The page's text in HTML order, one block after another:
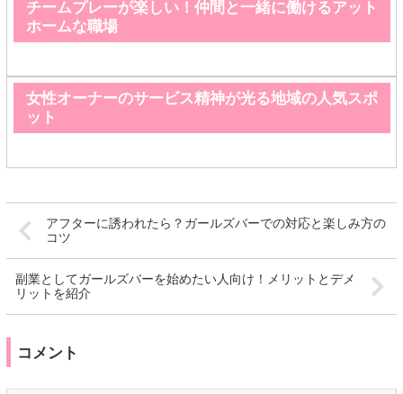
チームプレーが楽しい！仲間と一緒に働けるアット
ホームな職場
女性オーナーのサービス精神が光る地域の人気スポ
ット
アフターに誘われたら？ガールズバーでの対応と楽しみ方の
コツ
副業としてガールズバーを始めたい人向け！メリットとデメ
リットを紹介
コメント